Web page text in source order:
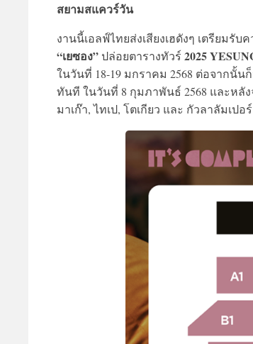
สยามสแควร์วัน
งานนี้เอลฟ์ไทยส่งเสียงเฮดังๆ เตรียม
“เยซอง”ปล่อยตารางทัวร์ 2025
ในวันที่ 18-19 มกราคม 2568 ต่อจากนั้
ทันที ในวันที่ 8 กุมภาพันธ์ 2568 และหลัง
มาเก๊า, ไทเป, โตเกียว และ กัวลาลัมเปอ